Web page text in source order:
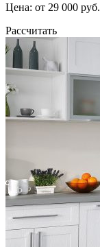
Цена: от 29 000 руб.
Рассчитать